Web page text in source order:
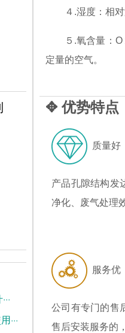
４.湿度：相
５.氧含量：
定量的空气。
✥ 优势特点
质量好
产品孔隙结构发
净化、废气处理
服务优
公司有专门的售
售后安装服务的
···